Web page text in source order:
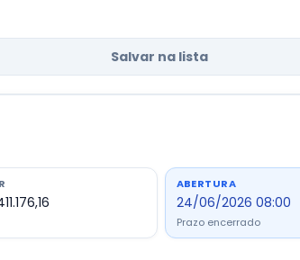
Salvar na lista
ABERTURA
24/06/2026 08:00
Prazo encerrado